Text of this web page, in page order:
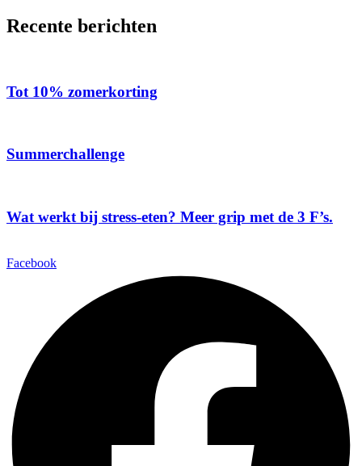
Recente berichten
Tot 10% zomerkorting
Summerchallenge
Wat werkt bij stress-eten? Meer grip met de 3 F’s.
Facebook